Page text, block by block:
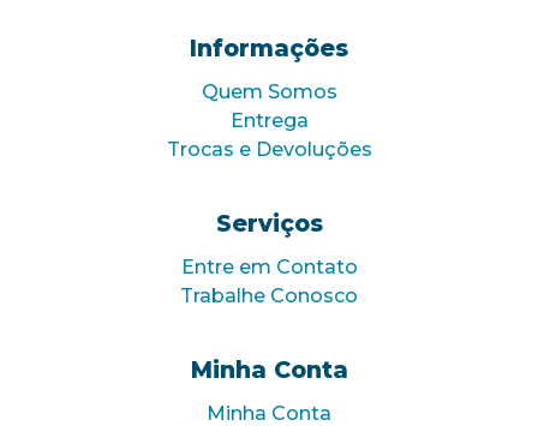
Informações
Quem Somos
Entrega
Trocas e Devoluções
Serviços
Entre em Contato
Trabalhe Conosco
Minha Conta
Minha Conta